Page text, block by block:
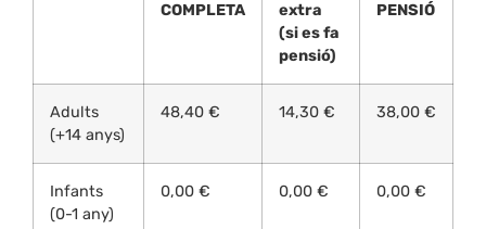
COMPLETA
extra
(si es fa
pensió)
PENSIÓ
Adults
(+14 anys)
48,40 € 14,30 € 38,00 €
Infants
(0-1 any)
0,00 € 0,00 € 0,00 €